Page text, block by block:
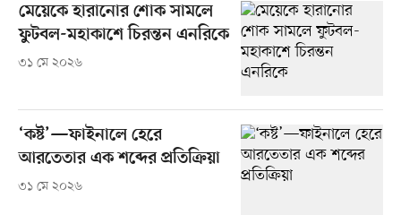
মেয়েকে হারানোর শোক সামলে
ফুটবল-মহাকাশে চিরন্তন এনরিকে
৩১ মে ২০২৬
‘কষ্ট’—ফাইনালে হেরে
আরতেতার এক শব্দের প্রতিক্রিয়া
৩১ মে ২০২৬